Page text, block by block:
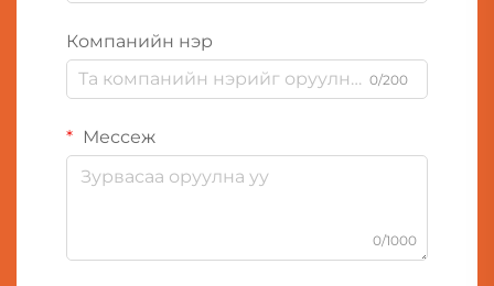
Компанийн нэр
0/200
Мессеж
0/1000